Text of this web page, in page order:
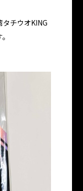
チウオKING